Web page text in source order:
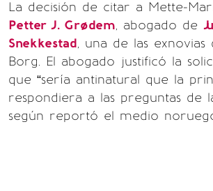
La decisión de citar a Mette-
Petter J. Grødem, abogado de
Snekkestad, una de las exnovias
Borg. El abogado justificó la
que “sería antinatural que la
respondiera a las preguntas de
según reportó el medio